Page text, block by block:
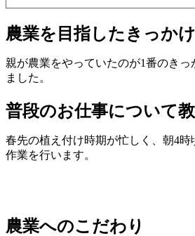
農業を目指したきっかけ
親が農業をやっていたのが1番のき
ました。
普段のお仕事について
春先の植え付け時期が忙しく、朝4
作業を行います。
農業へのこだわり